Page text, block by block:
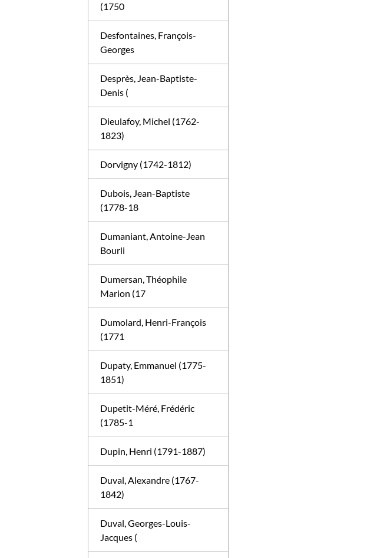
(1750
Desfontaines, François-
Georges
Desprès, Jean-Baptiste-
Denis (
Dieulafoy, Michel (1762-
1823)
Dorvigny (1742-1812)
Dubois, Jean-Baptiste
(1778-18
Dumaniant, Antoine-Jean
Bourli
Dumersan, Théophile
Marion (17
Dumolard, Henri-François
(1771
Dupaty, Emmanuel (1775-
1851)
Dupetit-Méré, Frédéric
(1785-1
Dupin, Henri (1791-1887)
Duval, Alexandre (1767-
1842)
Duval, Georges-Louis-
Jacques (